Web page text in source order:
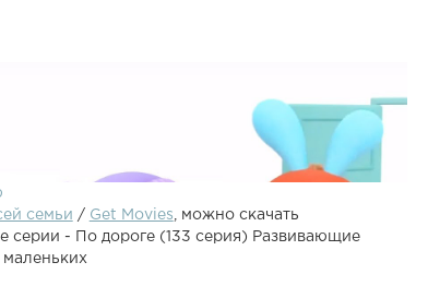
семьи / Get Movies, можно скачать
серии - По дороге (133 серия) Развивающие
маленьких